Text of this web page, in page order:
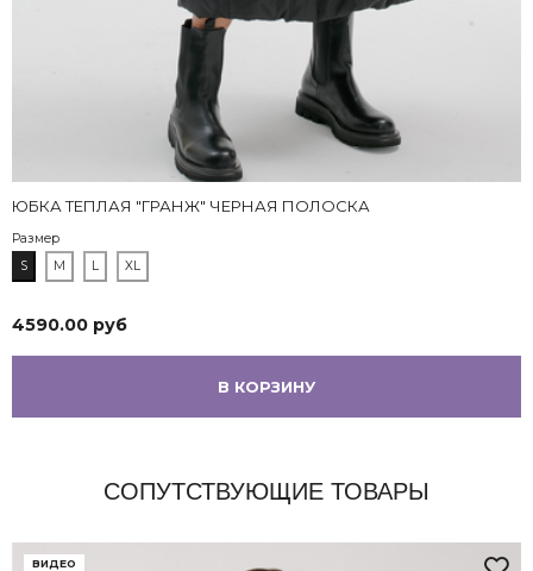
ЮБКА ТЕПЛАЯ "ГРАНЖ" ЧЕРНАЯ ПОЛОСКА
Размер
S
M L XL
4590.00 руб
В КОРЗИНУ
СОПУТСТВУЮЩИЕ ТОВАРЫ
ВИДЕО